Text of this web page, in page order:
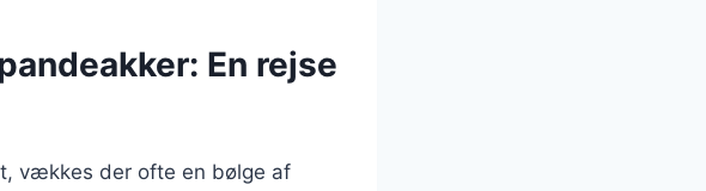
En rejse
vækkes der ofte en bølge af